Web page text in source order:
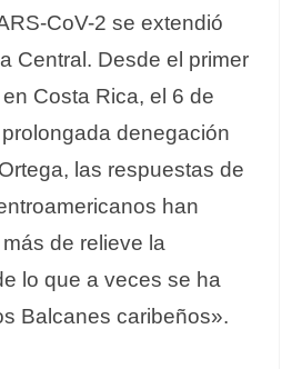
CoV-2 se extendió
Central. Desde el primer
Costa Rica, el 6 de
denegación
las respuestas de
han
de relieve la
lo que a veces se ha
Balcanes caribeños».